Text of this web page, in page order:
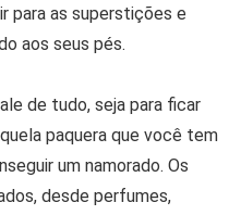
para as superstições e
aos seus pés.
de tudo, seja para ficar
paquera que você tem
um namorado. Os
desde perfumes,